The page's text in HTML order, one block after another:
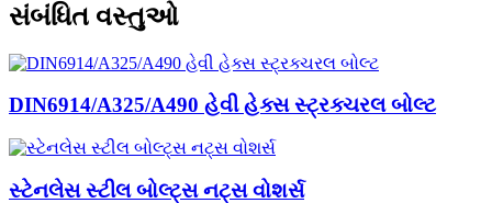
સંબંધિત વસ્તુઓ
DIN6914/A325/A490 હેવી હેક્સ સ્ટ્રક્ચરલ બોલ્ટ
સ્ટેનલેસ સ્ટીલ બોલ્ટ્સ નટ્સ વોશર્સ